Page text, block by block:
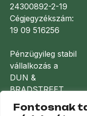
Fontosnak
24300892-2-19
Cégjegyzékszám:
19 09 516256
Pénzügyileg stabil
vállalkozás a
DUN &
BRADSTREET
alapján